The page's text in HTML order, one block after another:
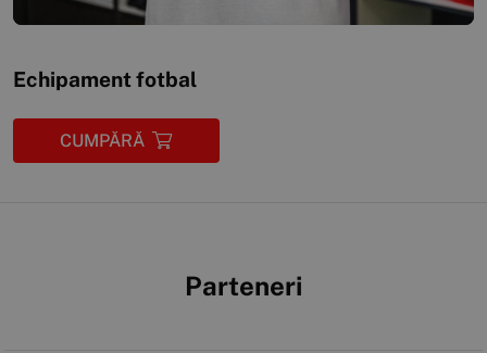
Echipament fotbal
CUMPĂRĂ
Parteneri